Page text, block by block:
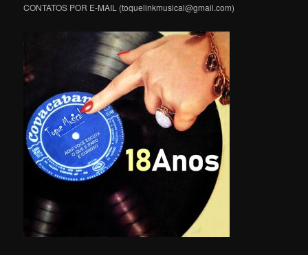
CONTATOS POR E-MAIL (toquelinkmusical@gmail.com)